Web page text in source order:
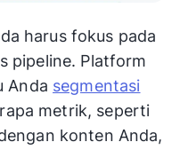
harus fokus pada
pipeline. Platform
Anda segmentasi
metrik, seperti
konten Anda,